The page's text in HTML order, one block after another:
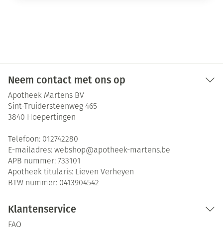
Neem contact met ons op
Apotheek Martens BV
Sint-Truidersteenweg 465
3840 Hoepertingen
Telefoon: 012742280
E-mailadres: webshop@apotheek-martens.be
APB nummer: 733101
Apotheek titularis: Lieven Verheyen
BTW nummer: 0413904542
Klantenservice
FAQ